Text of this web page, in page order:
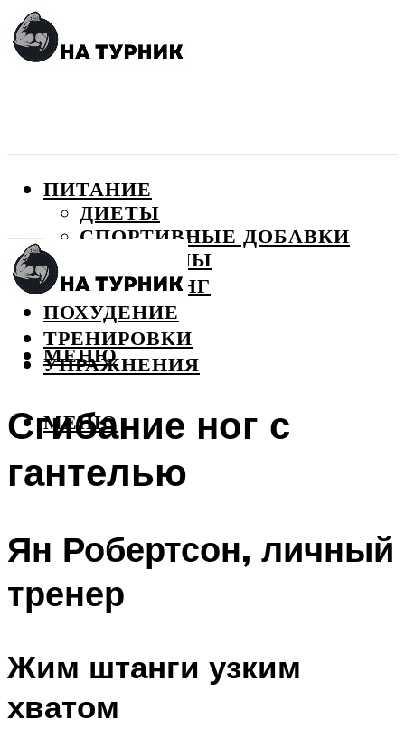
ПИТАНИЕ
ДИЕТЫ
СПОРТИВНЫЕ ДОБАВКИ
ВИТАМИНЫ
БОДИБИЛДИНГ
ПОХУДЕНИЕ
ТРЕНИРОВКИ
УПРАЖНЕНИЯ
МЕНЮ
МЕНЮ
Сгибание ног с
гантелью
Ян Робертсон, личный
тренер
Жим штанги узким
хватом